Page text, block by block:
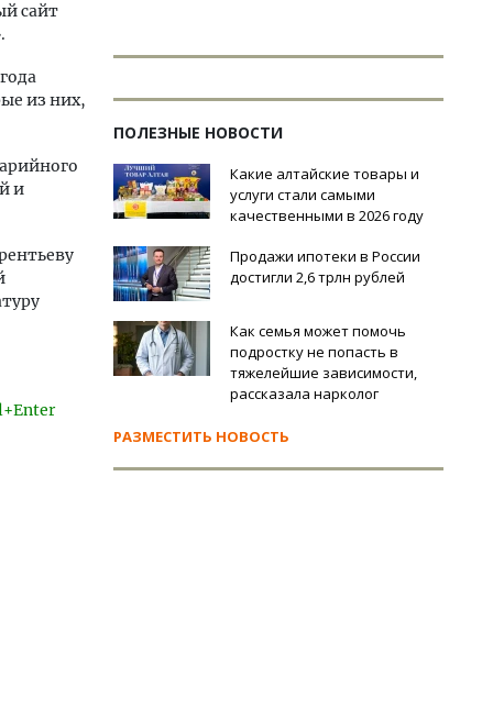
сайт
из них,
и
ПОЛЕЗНЫЕ НОВОСТИ
Какие алтайские товары и
услуги стали самыми
качественными в 2026 году
Продажи ипотеки в России
достигли 2,6 трлн рублей
Как семья может помочь
подростку не попасть в
тяжелейшие зависимости,
рассказала нарколог
РАЗМЕСТИТЬ НОВОСТЬ